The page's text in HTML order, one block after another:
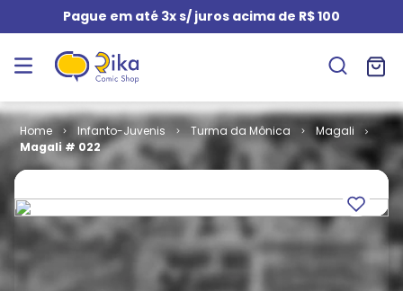
Pague em até 3x s/ juros acima de R$ 100
Infanto-Juvenis Turma da Mônica
Magali
Magali # 022